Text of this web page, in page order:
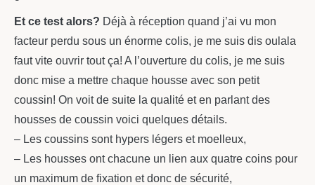
Et ce test alors? Déjà à réception quand j’ai vu mon
facteur perdu sous un énorme colis, je me suis dis oulala
faut vite ouvrir tout ça! A l’ouverture du colis, je me suis
donc mise a mettre chaque housse avec son petit
coussin! On voit de suite la qualité et en parlant des
housses de coussin voici quelques détails.
– Les coussins sont hypers légers et moelleux,
– Les housses ont chacune un lien aux quatre coins pour
un maximum de fixation et donc de sécurité,